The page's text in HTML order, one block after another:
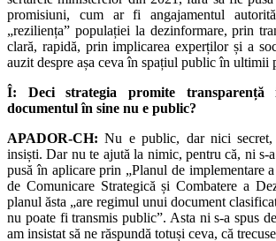
promisiuni, cum ar fi angajamentul
„reziliența” populației la dezinformare, prin
clară, rapidă, prin implicarea experților și a
auzit despre așa ceva în spațiul public în ultimii
Î: Deci strategia promite transparență
documentul în sine nu e public?
APADOR-CH: Nu e public, dar nici
insiști. Dar nu te ajută la nimic, pentru că, ni s-
pusă în aplicare prin „Planul de implementare
de Comunicare Strategică și Combatere a
planul ăsta „are regimul unui document
nu poate fi transmis public”. Asta ni s-a spus
am insistat să ne răspundă totuși ceva, că